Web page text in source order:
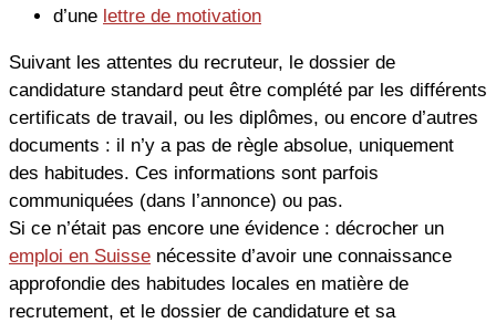
d’une lettre de motivation
Suivant les attentes du recruteur, le dossier de
candidature standard peut être complété par les différents
certificats de travail, ou les diplômes, ou encore d’autres
documents : il n’y a pas de règle absolue, uniquement
des habitudes. Ces informations sont parfois
communiquées (dans l’annonce) ou pas.
Si ce n’était pas encore une évidence : décrocher un
emploi en Suisse nécessite d’avoir une connaissance
approfondie des habitudes locales en matière de
recrutement, et le dossier de candidature et sa